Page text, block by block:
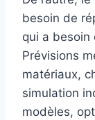
besoin de
qui a besoin
Prévisions
matériaux,
simulation
modèles,